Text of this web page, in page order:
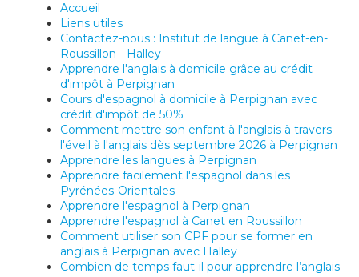
Accueil
Liens utiles
Contactez-nous : Institut de langue à Canet-en-
Roussillon - Halley
Apprendre l'anglais à domicile grâce au crédit
d'impôt à Perpignan
Cours d'espagnol à domicile à Perpignan avec
crédit d'impôt de 50%
Comment mettre son enfant à l'anglais à travers
l'éveil à l'anglais dès septembre 2026 à Perpignan
Apprendre les langues à Perpignan
Apprendre facilement l'espagnol dans les
Pyrénées-Orientales
Apprendre l'espagnol à Perpignan
Apprendre l'espagnol à Canet en Roussillon
Comment utiliser son CPF pour se former en
anglais à Perpignan avec Halley
Combien de temps faut-il pour apprendre l’anglais